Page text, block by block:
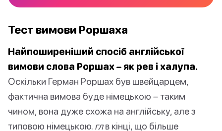
Тест вимови Роршаха
Найпоширеніший спосіб англійської
вимови слова Роршах – як рев і халупа.
Оскільки Герман Роршах був швейцарцем,
фактична вимова буде німецькою – таким
чином, вона дуже схожа на англійську, але з
типовою німецькою. глв кінці, що більше